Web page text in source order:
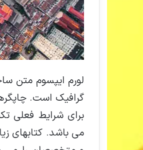
لورم ایپسوم متن
گرافیک است.
برای شرایط فعلی
می باشد. کتابهای